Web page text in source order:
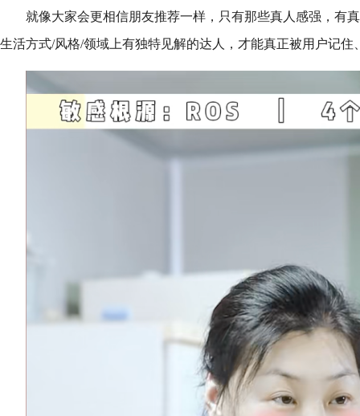
就像大家会更相信朋友推荐一样，只有那些真人感强，有
生活方式/风格/领域上有独特见解的达人，才能真正被用户记住